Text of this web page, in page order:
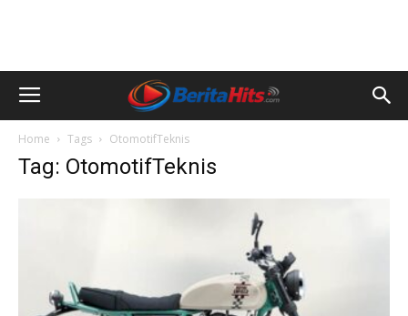
Home Tags OtomotifTeknis
Tag: OtomotifTeknis